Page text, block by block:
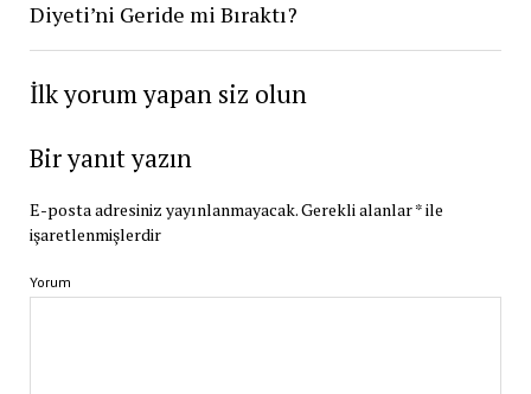
Diyeti’ni Geride mi Bıraktı?
İlk yorum yapan siz olun
Bir yanıt yazın
E-posta adresiniz yayınlanmayacak.Gerekli alanlar*ile
işaretlenmişlerdir
Yorum